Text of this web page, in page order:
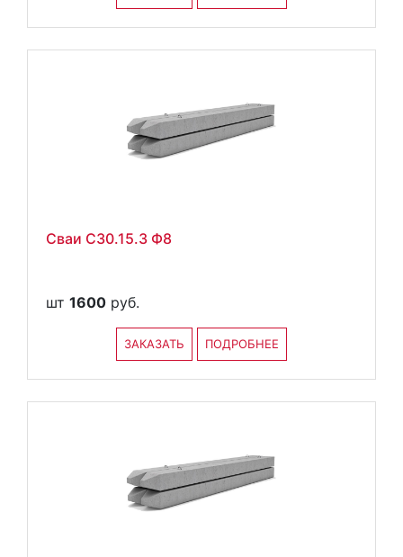
Сваи С30.15.3 Ф8
шт 1600 руб.
ЗАКАЗАТЬ ПОДРОБНЕЕ